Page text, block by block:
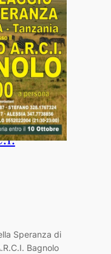
Speranza di
Bagnolo